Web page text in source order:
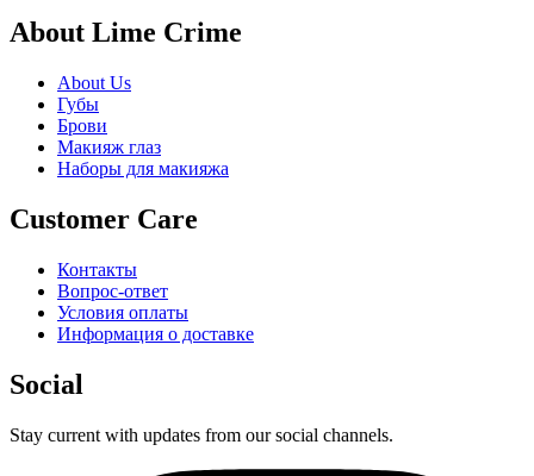
About Lime Crime
About Us
Губы
Брови
Макияж глаз
Наборы для макияжа
Customer Care
Контакты
Вопрос-ответ
Условия оплаты
Информация о доставке
Social
Stay current with updates from our social channels.